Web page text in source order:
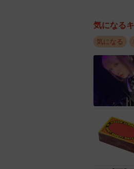
気になる
気になる